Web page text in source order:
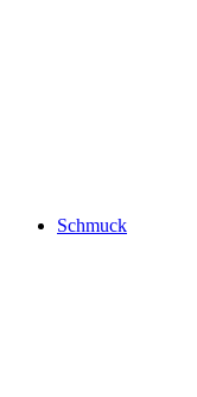
Schmuck